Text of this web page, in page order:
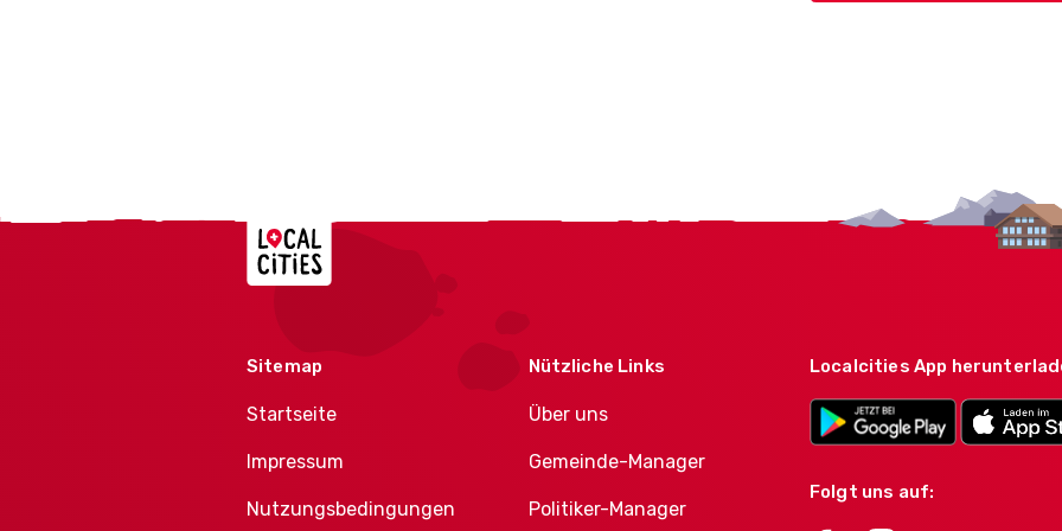
Localcities
Sitemap
Startseite
Impressum
Nutzungsbedingungen
Nützliche Links
Über uns
Gemeinde-Manager
Politiker-Manager
Localcities App
Folgt uns auf: